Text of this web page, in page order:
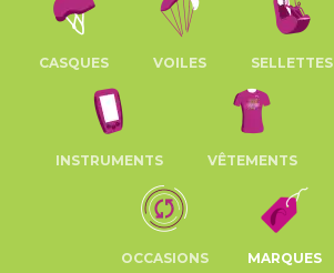
CASQUES VOILES SELLETTES
INSTRUMENTS VÊTEMENTS
OCCASIONS MARQUES